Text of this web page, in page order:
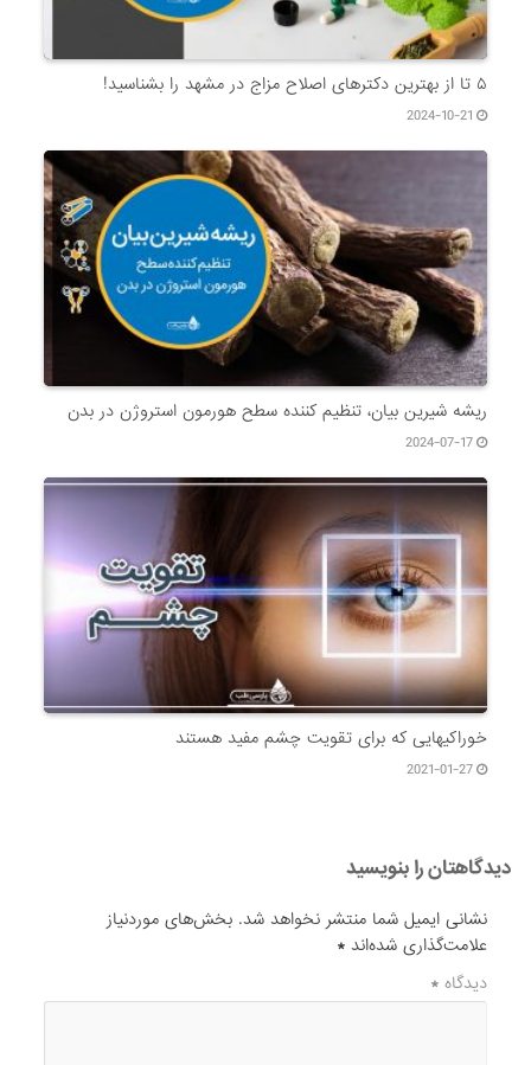
۵ تا از بهترین دکتر‌های اصلاح مزاج در مشهد را بشناسید!
2024-10-21
ریشه شیرین بیان، تنظیم کننده سطح هورمون استروژن در بدن
2024-07-17
خوراکیهایی که برای تقویت چشم مفید هستند
2021-01-27
دیدگاهتان را بنویسید
نشانی ایمیل شما منتشر نخواهد شد. بخش‌های موردنیاز
علامت‌گذاری شده‌اند*
دیدگاه*